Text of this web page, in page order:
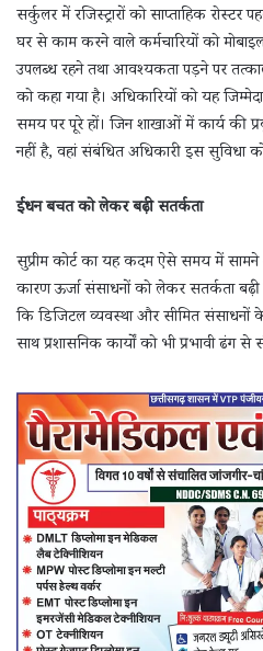
सर्कुलर में रजिस्ट्रारों को साप्ताहिक
घर से काम करने वाले कर्मचारियों को
उपलब्ध रहने तथा आवश्यकता पड़ने पर
को कहा गया है। अधिकारियों को यह
समय पर पूरे हों। जिन शाखाओं में कार्य की
नहीं है, वहां संबंधित अधिकारी इस सुविधा
ईंधन बचत को लेकर बढ़ी सतर्कता
सुप्रीम कोर्ट का यह कदम ऐसे समय में
कारण ऊर्जा संसाधनों को लेकर सतर्कता बढ़ी
कि डिजिटल व्यवस्था और सीमित
साथ प्रशासनिक कार्यों को भी प्रभावी ढंग